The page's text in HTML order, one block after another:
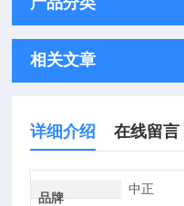
相关文章
详细介绍 在线留言
品牌
中正